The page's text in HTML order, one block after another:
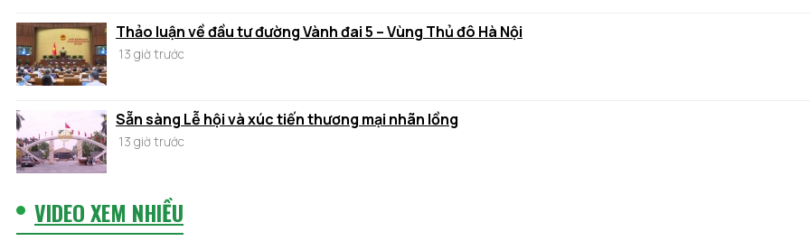
Thảo luận về đầu tư đường Vành đai 5 – Vùng Thủ đô Hà Nội
13 giờ trước
Sẵn sàng Lễ hội và xúc tiến thương mại nhãn lồng
13 giờ trước
VIDEO XEM NHIỀU